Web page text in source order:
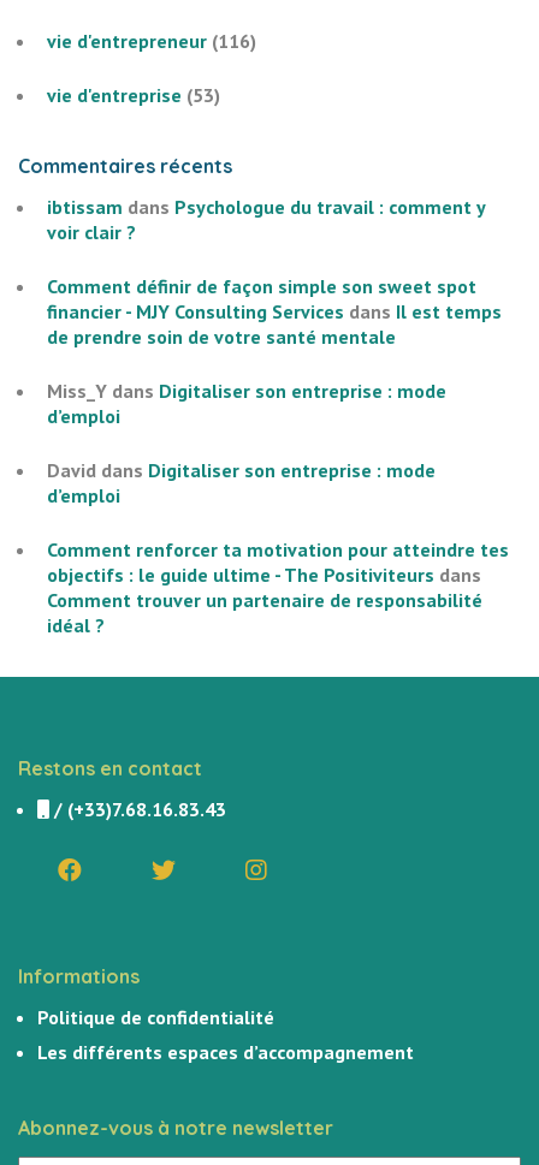
vie d'entrepreneur (116)
vie d'entreprise (53)
Commentaires récents
ibtissam dans Psychologue du travail : comment y
voir clair ?
Comment définir de façon simple son sweet spot
financier - MJY Consulting Services dans Il est temps
de prendre soin de votre santé mentale
Miss_Y dans Digitaliser son entreprise : mode
d’emploi
David dans Digitaliser son entreprise : mode
d’emploi
Comment renforcer ta motivation pour atteindre tes
objectifs : le guide ultime - The Positiviteurs dans
Comment trouver un partenaire de responsabilité
idéal ?
Restons en contact
/ (+33)7.68.16.83.43
Informations
Politique de confidentialité
Les différents espaces d’accompagnement
Abonnez-vous à notre newsletter